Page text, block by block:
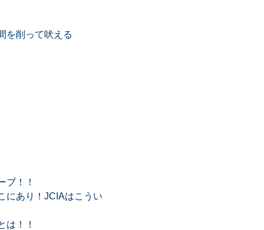
を削って吠える
ブ！！
にあり！JCIAはこうい
は！！